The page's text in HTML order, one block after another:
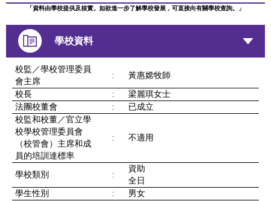
「資料由學校提供及核實。如欲進一步了解學校發展，可直接向有關學校查詢。」
學校資料
校監／學校管理委員
會主席
: 黃惠嫦牧師
校長 :
梁麗琪女士
法團校董會
:
已成立
校監和校董／官立學
校學校管理委員會
（校管會）主席和成
員的培訓達標率
: 不適用
學校類別 :
資助
全日
學生性別
: 男女